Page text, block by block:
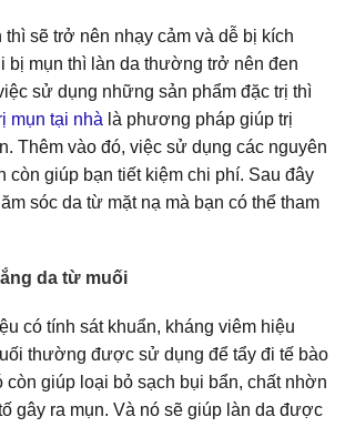
thì sẽ trở nên nhạy cảm và dễ bị kích
bị mụn thì làn da thường trở nên đen
sử dụng những sản phẩm đặc trị thì
mụn tại nhà là phương pháp giúp trị
Thêm vào đó, việc sử dụng các nguyên
còn giúp bạn tiết kiệm chi phí. Sau đây
sóc da từ mặt nạ mà bạn có thể tham
da từ muối
có tính sát khuẩn, kháng viêm hiệu
thường được sử dụng để tẩy đi tế bào
giúp loại bỏ sạch bụi bẩn, chất nhờn
gây ra mụn. Và nó sẽ giúp làn da được